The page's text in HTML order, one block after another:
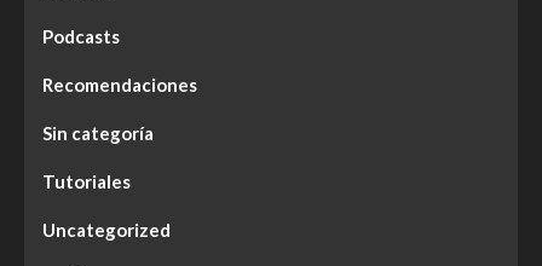
Podcasts
Recomendaciones
Sin categoría
Tutoriales
Uncategorized